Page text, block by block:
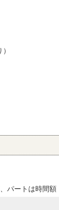
パートは時間額